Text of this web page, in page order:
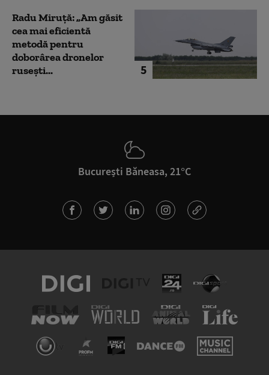
5
Radu Miruță: „Am găsit
cea mai eficientă
metodă pentru
doborârea dronelor
rusești...
București Băneasa, 21°C